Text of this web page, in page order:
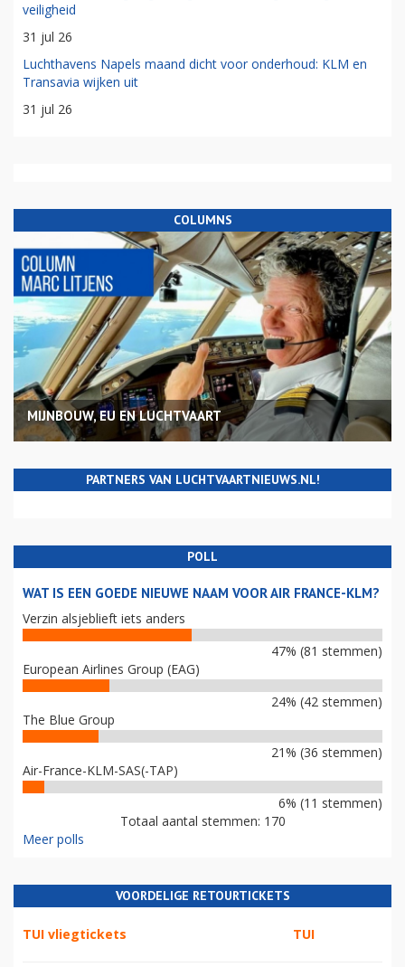
veiligheid
31 jul 26
Luchthavens Napels maand dicht voor onderhoud: KLM en
Transavia wijken uit
31 jul 26
COLUMNS
MIJNBOUW, EU EN LUCHTVAART
PARTNERS VAN LUCHTVAARTNIEUWS.NL!
POLL
WAT IS EEN GOEDE NIEUWE NAAM VOOR AIR FRANCE-KLM?
Verzin alsjeblieft iets anders
47% (81 stemmen)
European Airlines Group (EAG)
24% (42 stemmen)
The Blue Group
21% (36 stemmen)
Air-France-KLM-SAS(-TAP)
6% (11 stemmen)
Totaal aantal stemmen: 170
Meer polls
VOORDELIGE RETOURTICKETS
TUI vliegtickets TUI